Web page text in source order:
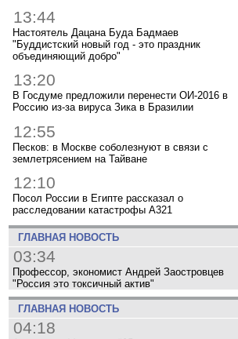
13:44
Настоятель Дацана Буда Бадмаев
"Буддистский новый год - это праздник
объединяющий добро"
13:20
В Госдуме предложили перенести ОИ-2016 в
Россию из-за вируса Зика в Бразилии
12:55
Песков: в Москве соболезнуют в связи с
землетрясением на Тайване
12:10
Посол России в Египте рассказал о
расследовании катастрофы A321
ГЛАВНАЯ НОВОСТЬ
03:34
Профессор, экономист Андрей Заостровцев
"Россия это токсичный актив"
ГЛАВНАЯ НОВОСТЬ
04:18